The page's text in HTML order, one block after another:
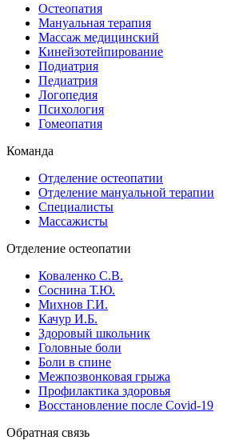
Остеопатия
Мануальная терапия
Массаж медицинский
Кинейзотейпирование
Подиатрия
Педиатрия
Логопедия
Психология
Гомеопатия
Команда
Отделение остеопатии
Отделение мануальной терапии
Специалисты
Массажисты
Отделение остеопатии
Коваленко С.В.
Соснина Т.Ю.
Михнов Г.И.
Качур И.Б.
Здоровый школьник
Головные боли
Боли в спине
Межпозвонковая грыжа
Профилактика здоровья
Восстановление после Сovid-19
Обратная связь